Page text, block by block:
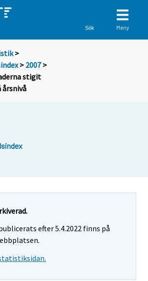
Sök Meny
>
> 2007>
stigit
årsnivå
efter 5.4.2022 finns på